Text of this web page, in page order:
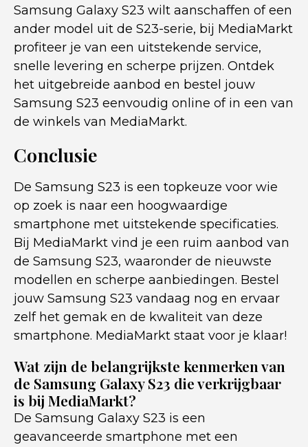
Samsung Galaxy S23 wilt aanschaffen of een
ander model uit de S23-serie, bij MediaMarkt
profiteer je van een uitstekende service,
snelle levering en scherpe prijzen. Ontdek
het uitgebreide aanbod en bestel jouw
Samsung S23 eenvoudig online of in een van
de winkels van MediaMarkt.
Conclusie
De Samsung S23 is een topkeuze voor wie
op zoek is naar een hoogwaardige
smartphone met uitstekende specificaties.
Bij MediaMarkt vind je een ruim aanbod van
de Samsung S23, waaronder de nieuwste
modellen en scherpe aanbiedingen. Bestel
jouw Samsung S23 vandaag nog en ervaar
zelf het gemak en de kwaliteit van deze
smartphone. MediaMarkt staat voor je klaar!
Wat zijn de belangrijkste kenmerken van
de Samsung Galaxy S23 die verkrijgbaar
is bij MediaMarkt?
De Samsung Galaxy S23 is een
geavanceerde smartphone met een